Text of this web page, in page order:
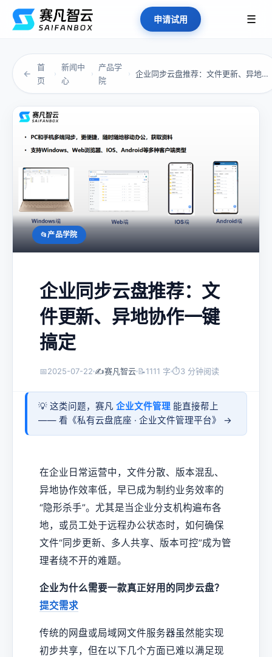
申请试用 ☰
←
首
页
›
新闻中
心
›
产品学
院
› 企业同步云盘推荐：文件更新、异地协作一键搞定
产品学院
企业同步云盘推荐：文
件更新、异地协作一键
搞定
📅2025-07-22 ✍️赛凡智云 📝1111 字 ⏱3 分钟阅读
💡 这类问题，赛凡 企业文件管理 能直接帮上
—— 看《私有云盘底座 · 企业文件管理平台》 →
在企业日常运营中，文件分散、版本混乱、
异地协作效率低，早已成为制约业务效率的
“隐形杀手”。尤其是当企业分支机构遍布各
地，或员工处于远程办公状态时，如何确保
文件“同步更新、多人共享、版本可控”成为管
理者绕不开的难题。
企业为什么需要一款真正好用的同步云盘？
提交需求
传统的网盘或局域网文件服务器虽然能实现
初步共享，但在以下几个方面已难以满足现